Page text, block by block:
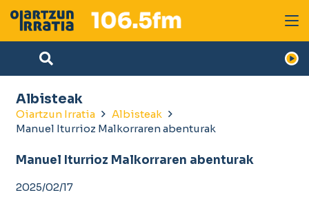
Albisteak
Oiartzun Irratia
Albisteak
Manuel Iturrioz Malkorraren abenturak
Manuel Iturrioz Malkorraren abenturak
2025/02/17